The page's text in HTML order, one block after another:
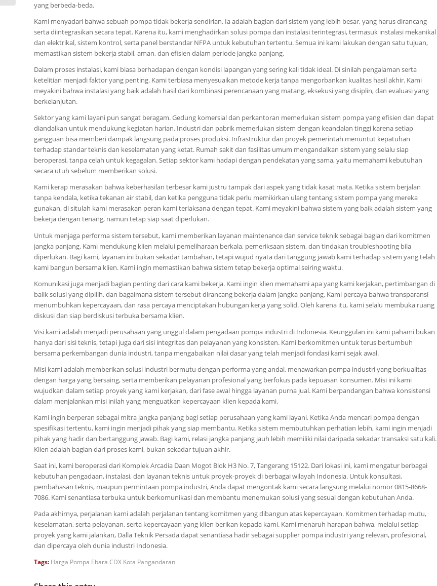
yang berbeda-beda.
Kami menyadari bahwa sebuah pompa tidak bekerja sendirian. Ia adalah bagian dari sistem yang lebih besar, yang harus dirancang
serta diintegrasikan secara tepat. Karena itu, kami menghadirkan solusi pompa dan instalasi terintegrasi, termasuk instalasi mekanikal
dan elektrikal, sistem kontrol, serta panel berstandar NFPA untuk kebutuhan tertentu. Semua ini kami lakukan dengan satu tujuan,
memastikan sistem bekerja stabil, aman, dan efisien dalam periode jangka panjang.
Dalam proses instalasi, kami biasa berhadapan dengan kondisi lapangan yang sering kali tidak ideal. Di sinilah pengalaman serta
ketelitian menjadi faktor yang penting. Kami terbiasa menyesuaikan metode kerja tanpa mengorbankan kualitas hasil akhir. Kami
meyakini bahwa instalasi yang baik adalah hasil dari kombinasi perencanaan yang matang, eksekusi yang disiplin, dan evaluasi yang
berkelanjutan.
Sektor yang kami layani pun sangat beragam. Gedung komersial dan perkantoran memerlukan sistem pompa yang efisien dan dapat
diandalkan untuk mendukung kegiatan harian. Industri dan pabrik memerlukan sistem dengan keandalan tinggi karena setiap
gangguan bisa memberi dampak langsung pada proses produksi. Infrastruktur dan proyek pemerintah menuntut kepatuhan
terhadap standar teknis dan keselamatan yang ketat. Rumah sakit dan fasilitas umum mengandalkan sistem yang selalu siap
beroperasi, tanpa celah untuk kegagalan. Setiap sektor kami hadapi dengan pendekatan yang sama, yaitu memahami kebutuhan
secara utuh sebelum memberikan solusi.
Kami kerap merasakan bahwa keberhasilan terbesar kami justru tampak dari aspek yang tidak kasat mata. Ketika sistem berjalan
tanpa kendala, ketika tekanan air stabil, dan ketika pengguna tidak perlu memikirkan ulang tentang sistem pompa yang mereka
gunakan, di situlah kami merasakan peran kami terlaksana dengan tepat. Kami meyakini bahwa sistem yang baik adalah sistem yang
bekerja dengan tenang, namun tetap siap saat diperlukan.
Untuk menjaga performa sistem tersebut, kami memberikan layanan maintenance dan service teknik sebagai bagian dari komitmen
jangka panjang. Kami mendukung klien melalui pemeliharaan berkala, pemeriksaan sistem, dan tindakan troubleshooting bila
diperlukan. Bagi kami, layanan ini bukan sekadar tambahan, tetapi wujud nyata dari tanggung jawab kami terhadap sistem yang telah
kami bangun bersama klien. Kami ingin memastikan bahwa sistem tetap bekerja optimal seiring waktu.
Komunikasi juga menjadi bagian penting dari cara kami bekerja. Kami ingin klien memahami apa yang kami kerjakan, pertimbangan di
balik solusi yang dipilih, dan bagaimana sistem tersebut dirancang bekerja dalam jangka panjang. Kami percaya bahwa transparansi
menumbuhkan kepercayaan, dan rasa percaya menciptakan hubungan kerja yang solid. Oleh karena itu, kami selalu membuka ruang
diskusi dan siap berdiskusi terbuka bersama klien.
Visi kami adalah menjadi perusahaan yang unggul dalam pengadaan pompa industri di Indonesia. Keunggulan ini kami pahami bukan
hanya dari sisi teknis, tetapi juga dari sisi integritas dan pelayanan yang konsisten. Kami berkomitmen untuk terus bertumbuh
bersama perkembangan dunia industri, tanpa mengabaikan nilai dasar yang telah menjadi fondasi kami sejak awal.
Misi kami adalah memberikan solusi industri bermutu dengan performa yang andal, menawarkan pompa industri yang berkualitas
dengan harga yang bersaing, serta memberikan pelayanan profesional yang berfokus pada kepuasan konsumen. Misi ini kami
wujudkan dalam setiap proyek yang kami kerjakan, dari fase awal hingga layanan purna jual. Kami berpandangan bahwa konsistensi
dalam menjalankan misi inilah yang menguatkan kepercayaan klien kepada kami.
Kami ingin berperan sebagai mitra jangka panjang bagi setiap perusahaan yang kami layani. Ketika Anda mencari pompa dengan
spesifikasi tertentu, kami ingin menjadi pihak yang siap membantu. Ketika sistem membutuhkan perhatian lebih, kami ingin menjadi
pihak yang hadir dan bertanggung jawab. Bagi kami, relasi jangka panjang jauh lebih memiliki nilai daripada sekadar transaksi satu kali.
Klien adalah bagian dari proses kami, bukan sekadar tujuan akhir.
Saat ini, kami beroperasi dari Komplek Arcadia Daan Mogot Blok H3 No. 7, Tangerang 15122. Dari lokasi ini, kami mengatur berbagai
kebutuhan pengadaan, instalasi, dan layanan teknis untuk proyek-proyek di berbagai wilayah Indonesia. Untuk konsultasi,
pembahasan teknis, maupun permintaan pompa industri, Anda dapat mengontak kami secara langsung melalui nomor 0815-8668-
7086. Kami senantiasa terbuka untuk berkomunikasi dan membantu menemukan solusi yang sesuai dengan kebutuhan Anda.
Pada akhirnya, perjalanan kami adalah perjalanan tentang komitmen yang dibangun atas kepercayaan. Komitmen terhadap mutu,
keselamatan, serta pelayanan, serta kepercayaan yang klien berikan kepada kami. Kami menaruh harapan bahwa, melalui setiap
proyek yang kami jalankan, Dalla Teknik Persada dapat senantiasa hadir sebagai supplier pompa industri yang relevan, profesional,
dan dipercaya oleh dunia industri Indonesia.
Tags: Harga Pompa Ebara CDX Kota Pangandaran